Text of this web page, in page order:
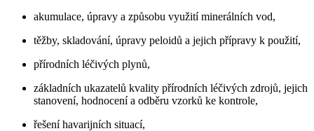
akumulace, úpravy a způsobu využití minerálních vod,
těžby, skladování, úpravy peloidů a jejich přípravy k použití,
přírodních léčivých plynů,
základních ukazatelů kvality přírodních léčivých zdrojů, jejich
stanovení, hodnocení a odběru vzorků ke kontrole,
řešení havarijních situací,